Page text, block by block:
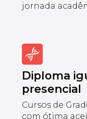
jornada
Diploma
presencial
Cursos de
com ótima